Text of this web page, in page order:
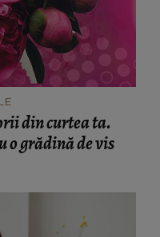
din curtea ta.
o grădină de vis